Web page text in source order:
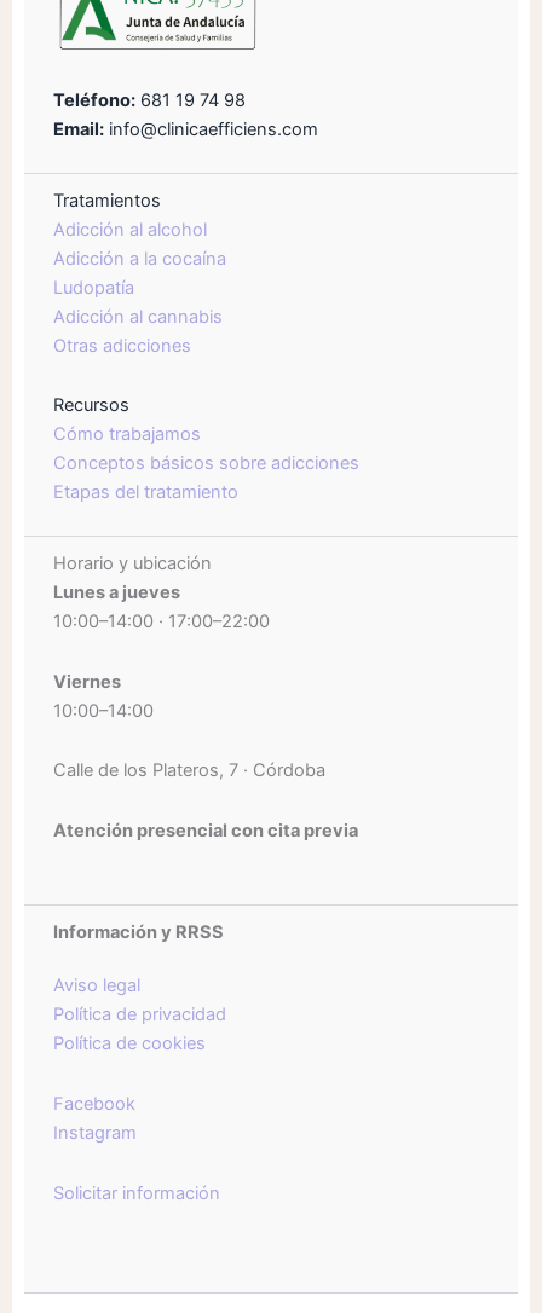
Teléfono: 681 19 74 98
Email: info@clinicaefficiens.com
Tratamientos
Adicción al alcohol
Adicción a la cocaína
Ludopatía
Adicción al cannabis
Otras adicciones
Recursos
Cómo trabajamos
Conceptos básicos sobre adicciones
Etapas del tratamiento
Horario y ubicación
Lunes a jueves
10:00–14:00 · 17:00–22:00
Viernes
10:00–14:00
Calle de los Plateros, 7 · Córdoba
Atención presencial con cita previa
Información y RRSS
Aviso legal
Política de privacidad
Política de cookies
Facebook
Instagram
Solicitar información